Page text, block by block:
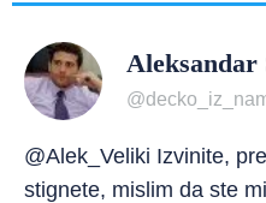
Aleksandar
@Alek_Veliki Izvinite,
stignete, mislim da ste